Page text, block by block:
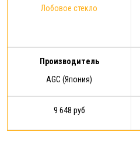
Лобовое стекло
Производитель
AGC (Япония)
9 648 руб